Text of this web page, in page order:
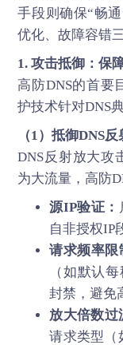
手段则确保“畅
优化、故障容错
1. 攻击抵御：保
高防DNS的首要
护技术针对DNS
（1）抵御DNS
DNS反射放大攻
为大流量，高防
源IP验证：
自非授权IP
请求频率限
（如默认
封禁，避免
放大倍数过
请求类型（